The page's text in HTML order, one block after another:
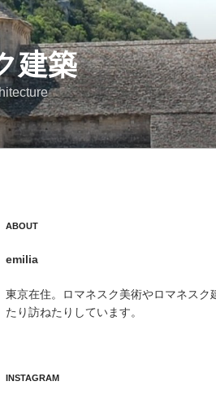
建築
ABOUT
emilia
東京在住。ロマネスク美術やロマネスク
たり訪ねたりしています。
INSTAGRAM